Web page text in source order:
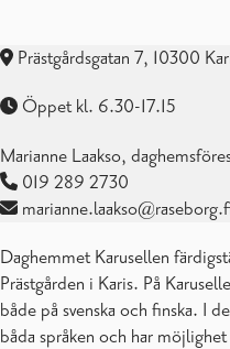
Prästgårdsgatan 7, 10300
Öppet kl. 6.30-17.15
Marianne Laakso,
019 289 2730
Daghemmet Karusellen
Prästgården i Karis. På
både på svenska och finska. I
båda språken och har